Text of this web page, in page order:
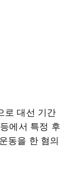
로 대선 기간
에서 특정 후
동을 한 혐의